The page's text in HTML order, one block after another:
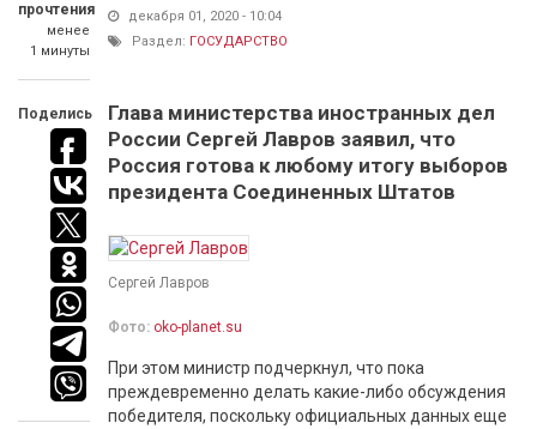
прочтения
менее
1 минуты
Поделись
декабря 01, 2020 - 10:04
Раздел: ГОСУДАРСТВО
Глава министерства иностранных дел
России Сергей Лавров заявил, что
Россия готова к любому итогу выборов
президента Соединенных Штатов
Сергей Лавров
Фото: oko-planet.su
При этом министр подчеркнул, что пока
преждевременно делать какие-либо обсуждения
победителя, поскольку официальных данных еще